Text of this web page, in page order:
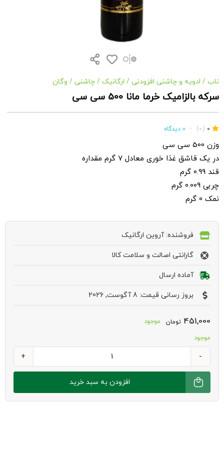
ناب / ادویه و چاشنی افزودنی / ارگانیک / چاشنی / وگان
سرکه بالزامیک خرما مانا 500 سی سی
0
(0)
• 0 دیدگاه
وزن 500 سی سی
در یک قاشق غذا خوری معادل 7 گرم مقداره
قند 0.99 گرم
چربی 0.009 گرم
نمک 0 گرم
فروشنده: آروین ارگانیک
گارانتی اصالت و سلامت کالا
آماده ارسال
بروز رسانی قیمت: 8 آگوست, 2026
451,000 تومان
موجود
موجود
خرما
مانا
افزودن به سبد خرید